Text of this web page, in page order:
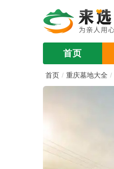
首页
首页 重庆墓地大全